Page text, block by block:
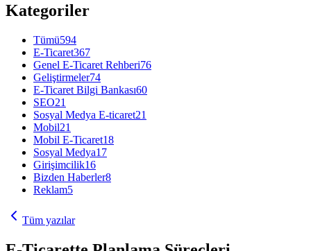
Kategoriler
Tümü594
E-Ticaret367
Genel E-Ticaret Rehberi76
Geliştirmeler74
E-Ticaret Bilgi Bankası60
SEO21
Sosyal Medya E-ticaret21
Mobil21
Mobil E-Ticaret18
Sosyal Medya17
Girişimcilik16
Bizden Haberler8
Reklam5
Tüm yazılar